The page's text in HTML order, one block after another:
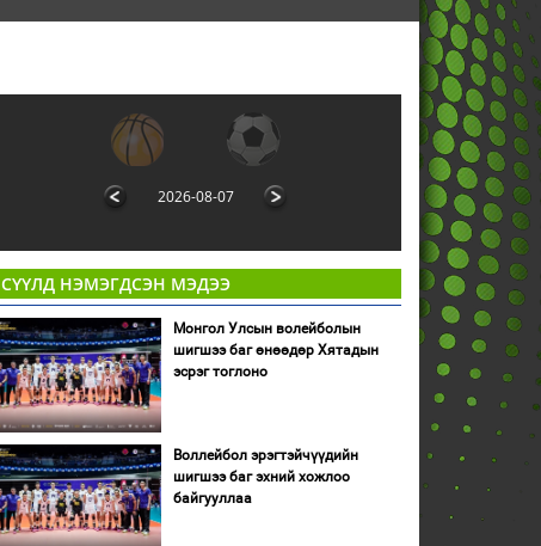
2026-08-07
СҮҮЛД НЭМЭГДСЭН МЭДЭЭ
Монгол Улсын волейболын
шигшээ баг өнөөдөр Хятадын
эсрэг тоглоно
Воллейбол эрэгтэйчүүдийн
шигшээ баг эхний хожлоо
байгууллаа